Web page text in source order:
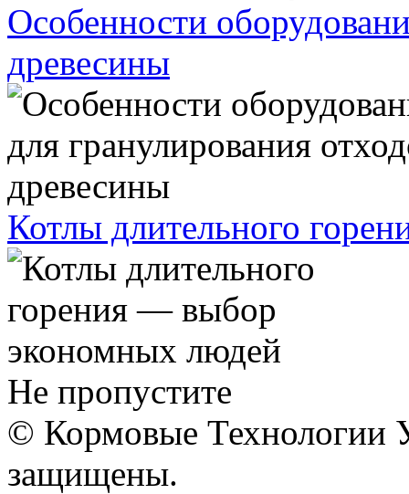
Особенности
древесины
Котлы длительного
Не пропустите
© Кормовые Технологии
защищены.